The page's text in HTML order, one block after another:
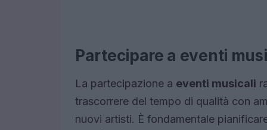
Partecipare a eventi
La partecipazione a eventi musicali
trascorrere del tempo di qualità con
nuovi artisti. È fondamentale